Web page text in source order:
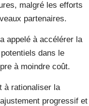
malgré les efforts
partenaires.
appelé à accélérer la
dans le
à moindre coût.
à rationaliser la
progressif et